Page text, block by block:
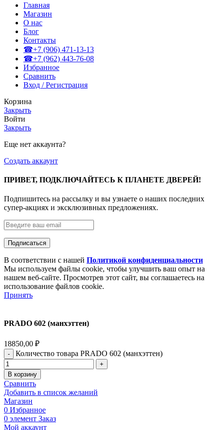
Главная
Магазин
О нас
Блог
Контакты
☎+7 (906) 471-13-13
☎+7 (962) 443-76-08
Избранное
Сравнить
Вход / Регистрация
Корзина
Закрыть
Войти
Закрыть
Еще нет аккаунта?
Создать аккаунт
ПРИВЕТ, ПОДКЛЮЧАЙТЕСЬ К ПЛАНЕТЕ ДВЕРЕЙ!
Подпишитесь на рассылку и вы узнаете о наших последних
супер-акциях и эксклюзивных предложениях.
В соответствии с нашей Политикой конфиденциальности
Мы используем файлы cookie, чтобы улучшить ваш опыт на
нашем веб-сайте. Просмотрев этот сайт, вы соглашаетесь на
использование файлов cookie.
Принять
PRADO 602 (манхэттен)
18850,00 ₽
Количество товара PRADO 602 (манхэттен)
В корзину
Сравнить
Добавить в список желаний
Магазин
0 Избранное
0 элемент Заказ
Мой аккаунт